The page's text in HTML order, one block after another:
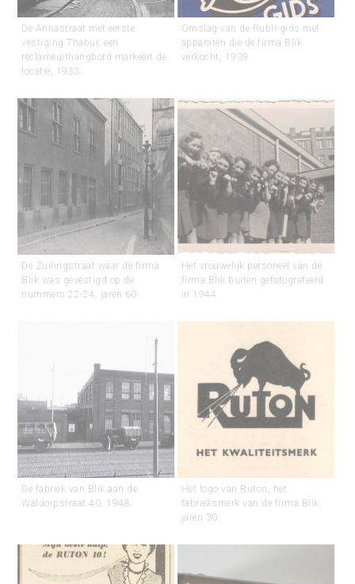
De Annastraat met eerste
vestiging Thabur, een
reclameuithangbord markeert de
locatie, 1933.
Omslag van de Rubli-gids met
apparaten die de firma Blik
verkocht, 1939.
De Zuilingstraat waar de firma
Blik was gevestigd op de
nummers 22-24, jaren 60.
Het vrouwelijk personeel van de
firma Blik buiten gefotografeerd
in 1944.
De fabriek van Blik aan de
Waldorpstraat 40, 1948.
Het logo van Ruton, het
fabrieksmerk van de firma Blik,
jaren 30.